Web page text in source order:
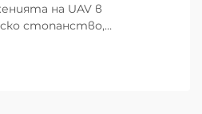
на UAV в
стопанство,
безопасност.
им върху